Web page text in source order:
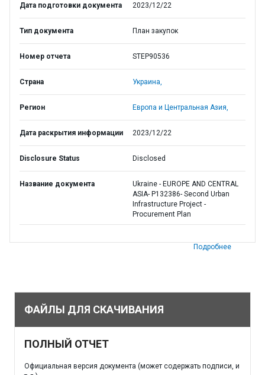
Дата подготовки документа 2023/12/22
Тип документа План закупок
Номер отчета STEP90536
Страна Украина,
Регион Европа и Центральная Азия,
Дата раскрытия информации 2023/12/22
Disclosure Status Disclosed
Название документа
Ukraine - EUROPE AND CENTRAL
ASIA- P132386- Second Urban
Infrastructure Project -
Procurement Plan
Подробнее
ФАЙЛЫ ДЛЯ СКАЧИВАНИЯ
ПОЛНЫЙ ОТЧЕТ
Официальная версия документа (может содержать подписи, и